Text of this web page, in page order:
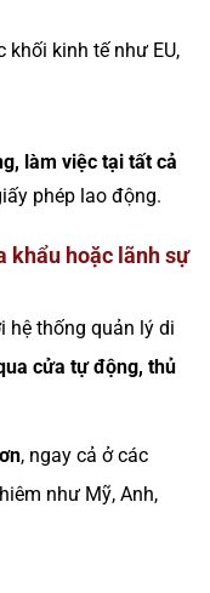
kinh tế như EU,
làm việc tại tất cả
phép lao động.
khẩu hoặc lãnh sự
hệ thống quản lý di
cửa tự động, thủ
, ngay cả ở các
như Mỹ, Anh,